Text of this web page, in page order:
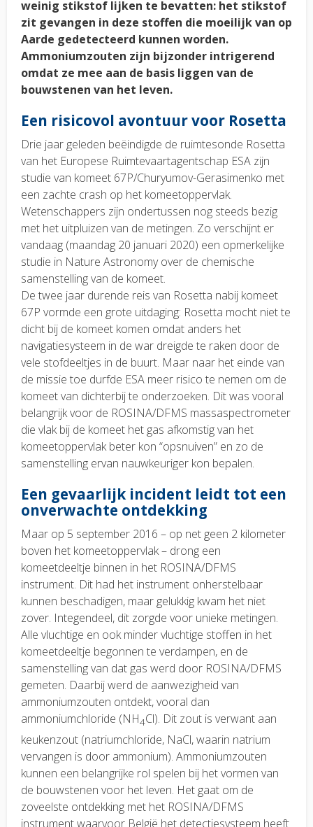
weinig stikstof lijken te bevatten: het stikstof
zit gevangen in deze stoffen die moeilijk van op
Aarde gedetecteerd kunnen worden.
Ammoniumzouten zijn bijzonder intrigerend
omdat ze mee aan de basis liggen van de
bouwstenen van het leven.
Een risicovol avontuur voor Rosetta
Drie jaar geleden beëindigde de ruimtesonde Rosetta
van het Europese Ruimtevaartagentschap ESA zijn
studie van komeet 67P/Churyumov-Gerasimenko met
een zachte crash op het komeetoppervlak.
Wetenschappers zijn ondertussen nog steeds bezig
met het uitpluizen van de metingen. Zo verschijnt er
vandaag (maandag 20 januari 2020) een opmerkelijke
studie in Nature Astronomy over de chemische
samenstelling van de komeet.
De twee jaar durende reis van Rosetta nabij komeet
67P vormde een grote uitdaging: Rosetta mocht niet te
dicht bij de komeet komen omdat anders het
navigatiesysteem in de war dreigde te raken door de
vele stofdeeltjes in de buurt. Maar naar het einde van
de missie toe durfde ESA meer risico te nemen om de
komeet van dichterbij te onderzoeken. Dit was vooral
belangrijk voor de ROSINA/DFMS massaspectrometer
die vlak bij de komeet het gas afkomstig van het
komeetoppervlak beter kon “opsnuiven” en zo de
samenstelling ervan nauwkeuriger kon bepalen.
Een gevaarlijk incident leidt tot een
onverwachte ontdekking
Maar op 5 september 2016 – op net geen 2 kilometer
boven het komeetoppervlak – drong een
komeetdeeltje binnen in het ROSINA/DFMS
instrument. Dit had het instrument onherstelbaar
kunnen beschadigen, maar gelukkig kwam het niet
zover. Integendeel, dit zorgde voor unieke metingen.
Alle vluchtige en ook minder vluchtige stoffen in het
komeetdeeltje begonnen te verdampen, en de
samenstelling van dat gas werd door ROSINA/DFMS
gemeten. Daarbij werd de aanwezigheid van
ammoniumzouten ontdekt, vooral dan
ammoniumchloride (NH4Cl). Dit zout is verwant aan
keukenzout (natriumchloride, NaCl, waarin natrium
vervangen is door ammonium). Ammoniumzouten
kunnen een belangrijke rol spelen bij het vormen van
de bouwstenen voor het leven. Het gaat om de
zoveelste ontdekking met het ROSINA/DFMS
instrument waarvoor België het detectiesysteem heeft